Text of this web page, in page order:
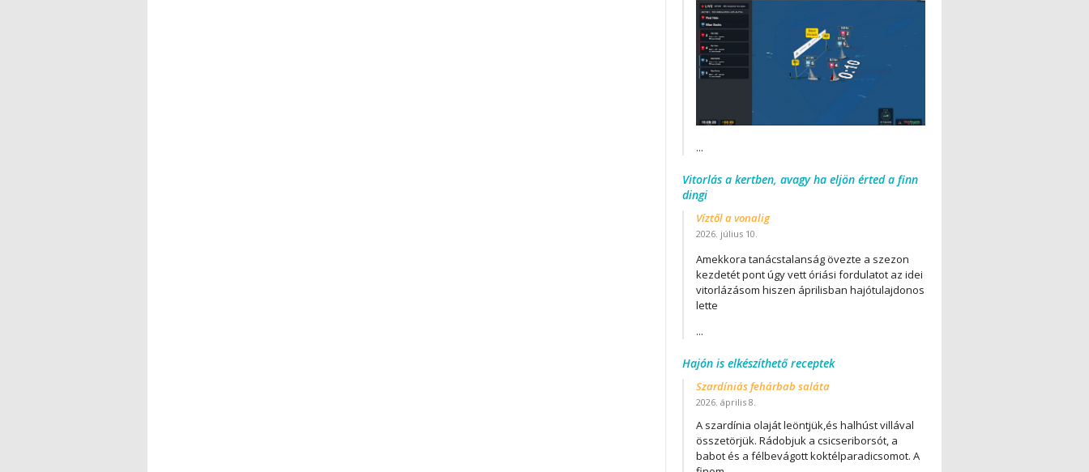
...
Vitorlás a kertben, avagy ha eljön érted a finn
dingi
Víztől a vonalig
2026. július 10.
Amekkora tanácstalanság övezte a szezon
kezdetét pont úgy vett óriási fordulatot az idei
vitorlázásom hiszen áprilisban hajótulajdonos
lette
...
Hajón is elkészíthető receptek
Szardíniás fehárbab saláta
2026. április 8.
A szardínia olaját leöntjük,és halhúst villával
összetörjük. Rádobjuk a csicseriborsót, a
babot és a félbevágott koktélparadicsomot. A